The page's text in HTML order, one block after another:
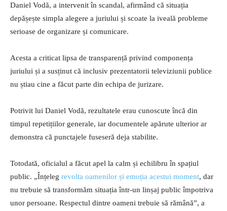
Daniel Vodă, a intervenit în scandal, afirmând că situația
depășește simpla alegere a juriului și scoate la iveală probleme
serioase de organizare și comunicare.
Acesta a criticat lipsa de transparență privind componența
juriului și a susținut că inclusiv prezentatorii televiziunii publice
nu știau cine a făcut parte din echipa de jurizare.
Potrivit lui Daniel Vodă, rezultatele erau cunoscute încă din
timpul repetițiilor generale, iar documentele apărute ulterior ar
demonstra că punctajele fuseseră deja stabilite.
Totodată, oficialul a făcut apel la calm și echilibru în spațiul
public. „Înțeleg revolta oamenilor și emoția acestui moment, dar
nu trebuie să transformăm situația într-un linșaj public împotriva
unor persoane. Respectul dintre oameni trebuie să rămână”, a